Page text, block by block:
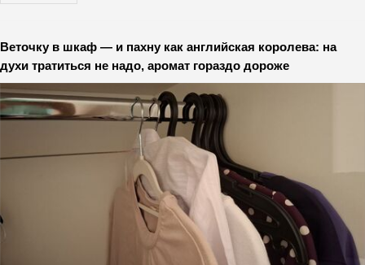
Веточку в шкаф — и пахну как английская королева: на
духи тратиться не надо, аромат гораздо дороже